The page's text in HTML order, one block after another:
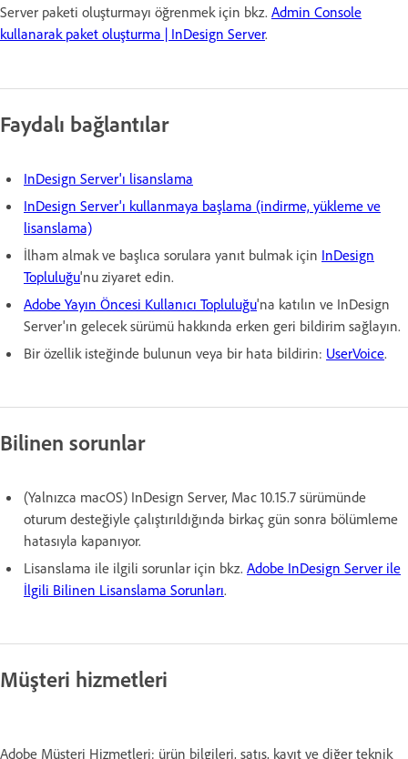
Server paketi oluşturmayı öğrenmek için bkz. Admin Console
kullanarak paket oluşturma | InDesign Server.
Faydalı bağlantılar
InDesign Server'ı lisanslama
InDesign Server'ı kullanmaya başlama (indirme, yükleme ve
lisanslama)
İlham almak ve başlıca sorulara yanıt bulmak için InDesign
Topluluğu'nu ziyaret edin.
Adobe Yayın Öncesi Kullanıcı Topluluğu'na katılın ve InDesign
Server'ın gelecek sürümü hakkında erken geri bildirim sağlayın.
Bir özellik isteğinde bulunun veya bir hata bildirin: UserVoice.
Bilinen sorunlar
(Yalnızca macOS) InDesign Server, Mac 10.15.7 sürümünde
oturum desteğiyle çalıştırıldığında birkaç gün sonra bölümleme
hatasıyla kapanıyor.
Lisanslama ile ilgili sorunlar için bkz. Adobe InDesign Server ile
İlgili Bilinen Lisanslama Sorunları.
Müşteri hizmetleri
Adobe Müşteri Hizmetleri; ürün bilgileri, satış, kayıt ve diğer teknik